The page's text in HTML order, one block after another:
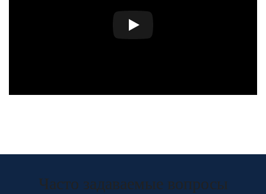
Часто задаваемые вопросы